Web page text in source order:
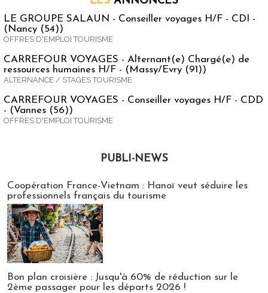
LE GROUPE SALAUN - Conseiller voyages H/F - CDI -
(Nancy (54))
OFFRES D'EMPLOI TOURISME
CARREFOUR VOYAGES - Alternant(e) Chargé(e) de
ressources humaines H/F - (Massy/Evry (91))
ALTERNANCE / STAGES TOURISME
CARREFOUR VOYAGES - Conseiller voyages H/F - CDD
- (Vannes (56))
OFFRES D'EMPLOI TOURISME
PUBLI-NEWS
Coopération France-Vietnam : Hanoï veut séduire les
professionnels français du tourisme
Bon plan croisière : Jusqu'à 60% de réduction sur le
2ème passager pour les départs 2026 !